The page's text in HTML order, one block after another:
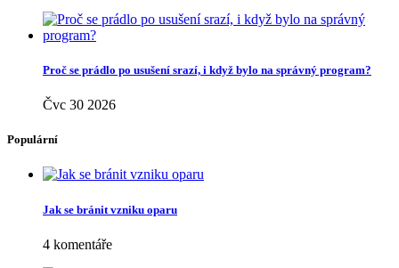
Proč se prádlo po usušení srazí, i když bylo na správný program?
Čvc 30 2026
Populární
Jak se bránit vzniku oparu
4 komentáře